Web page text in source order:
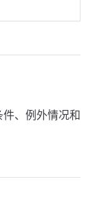
、例外情况和